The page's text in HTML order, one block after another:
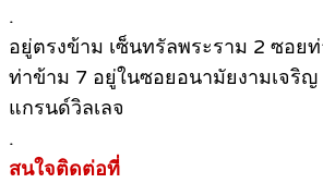
.
อยู่ตรงข้าม เซ็นทรัลพระราม 2 ซอย
ท่าข้าม 7 อยู่ในซอยอนามัยงามเจริ
แกรนด์วิลเลจ
.
สนใจติดต่อที่